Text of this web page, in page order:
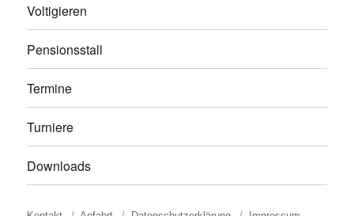
Voltigieren
Pensionsstall
Termine
Turniere
Downloads